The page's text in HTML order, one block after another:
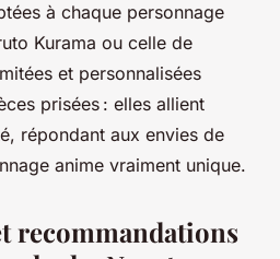
à chaque personnage
Kurama ou celle de
et personnalisées
prisées : elles allient
répondant aux envies de
anime vraiment unique.
recommandations